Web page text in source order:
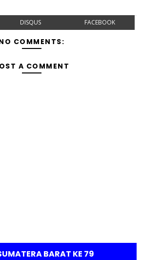
DISQUS FACEBOOK
COMMENTS:
A COMMENT
BARAT KE 79